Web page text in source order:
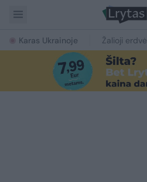
Karas Ukrainoje Žalioji erdvė